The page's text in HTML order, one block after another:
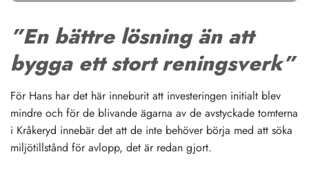
”En bättre lösning än att
bygga ett stort reningsverk”
För Hans har det här inneburit att investeringen initialt blev
mindre och för de blivande ägarna av de avstyckade tomterna
i Kråkeryd innebär det att de inte behöver börja med att söka
miljötillstånd för avlopp, det är redan gjort.